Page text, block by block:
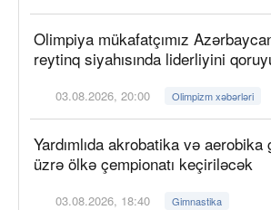
Olimpiya mükafatçımız
reytinq siyahısında liderliyini
03.08.2026, 20:00 Olimpizm xəbərləri
Yardımlıda akrobatika və aerobika
üzrə ölkə çempionatı keçiriləcək
03.08.2026, 18:40 Gimnastika